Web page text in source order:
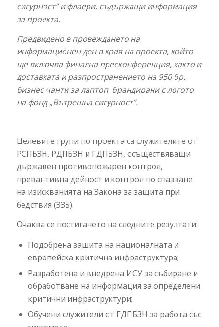
сигурност”и флаери, съдържащи информация
за проекта.
Предвидено е провеждането на
информационен ден в края на проекта, който
ще включва финална пресконференция, както и
доставката и разпространението на 950 бр.
бизнес чанти за лаптоп, брандирани с логото
на фонд „Вътрешна сигурност”.
Целевите групи по проекта са служителите от
РСПБЗН, РДПБЗН и ГДПБЗН, осъществяващи
държавен противопожарен контрол,
превантивна дейност и контрол по спазване
на изискванията на Закона за защита при
бедствия (ЗЗБ).
Очаква се постигането на следните резултати:
Подобрена защита на националната и
европейска критична инфраструктура;
Разработена и внедрена ИСУ за събиране и
обработване на информация за определени
критични инфраструктури;
Обучени служители от ГДПБЗН за работа със